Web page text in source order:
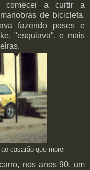
comecei a curtir a
de bicicleta.
fazendo poses e
"esquiava", e mais
casarão que morei
nos anos 90, um